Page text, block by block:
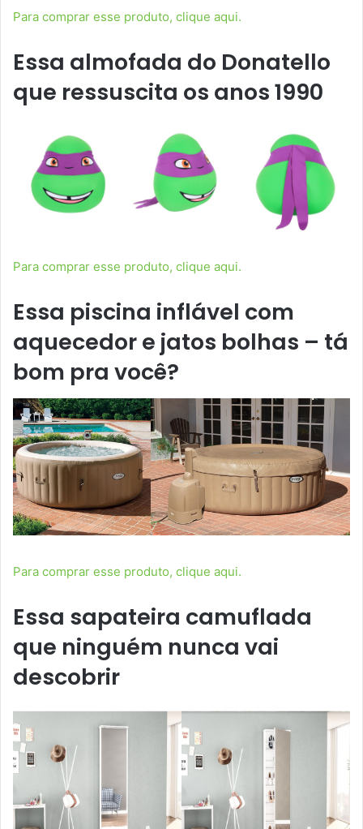
Para comprar esse produto, clique aqui.
Essa almofada do Donatello
que ressuscita os anos 1990
Para comprar esse produto, clique aqui.
Essa piscina inflável com
aquecedor e jatos bolhas – tá
bom pra você?
Para comprar esse produto, clique aqui.
Essa sapateira camuflada
que ninguém nunca vai
descobrir